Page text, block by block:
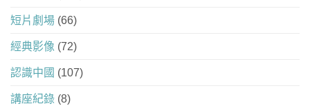
短片劇場 (66)
經典影像 (72)
認識中國 (107)
講座紀錄 (8)